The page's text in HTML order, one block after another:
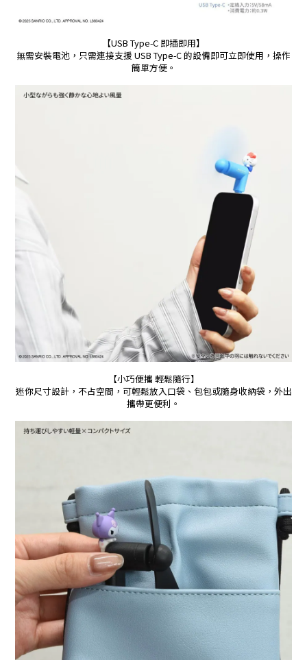
【USB Type-C 即插即用】
無需安裝電池，只需連接支援 USB Type-C 的設備即可立即使用，操作
簡單方便。
【小巧便攜 輕鬆隨行】
迷你尺寸設計，不占空間，可輕鬆放入口袋、包包或隨身收納袋，外出
攜帶更便利。